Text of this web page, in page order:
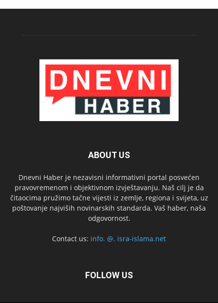
ABOUT US
Dnevni Haber je nezavisni informativni portal posvećen
pravovremenom i objektivnom izvještavanju. Naš cilj je da
čitaocima pružimo tačne vijesti iz zemlje, regiona i svijeta, uz
poštovanje najviših novinarskih standarda. Vaš haber, naša
odgovornost.
Contact us: info. @. isra-islama.net
FOLLOW US